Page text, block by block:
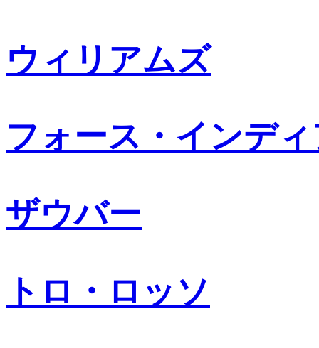
ウィリアムズ
フォース・インデ
ザウバー
トロ・ロッソ